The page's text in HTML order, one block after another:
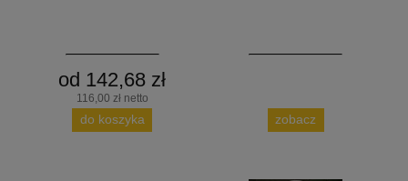
od 142,68 zł
116,00 zł netto
do koszyka zobacz